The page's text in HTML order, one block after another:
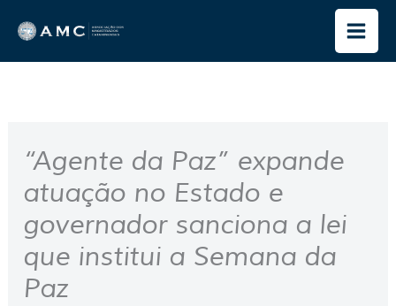
para
o
“Agente da Paz” expande
atuação no Estado e
governador sanciona a lei
que institui a Semana da
Paz